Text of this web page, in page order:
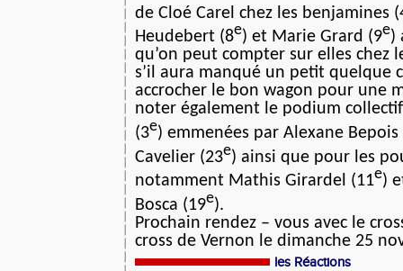
de Cloé Carel chez les benjamines
Heudebert (8e) et Marie Grard (9e)
qu’on peut compter sur elles chez
s’il aura manqué un petit quelque
accrocher le bon wagon pour une
noter également le podium
(3e) emmenées par Alexane Bepois
Cavelier (23e) ainsi que pour les
notamment Mathis Girardel (11e)
Bosca (19e).
Prochain rendez – vous avec le
cross de Vernon le dimanche 25
les Réactions